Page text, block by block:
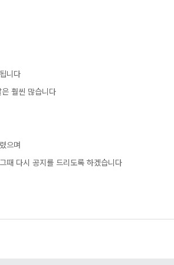
니다
훨씬많습니다
으며
때다시공지를드리도록하겠습니다